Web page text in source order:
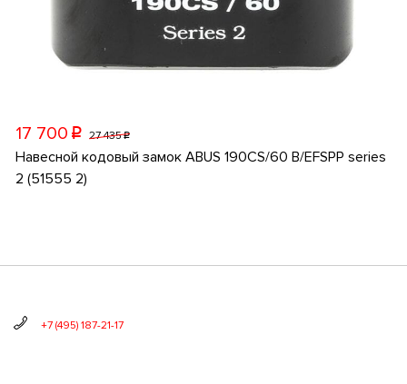
17 700 p 27 435p
Навесной кодовый замок ABUS 190CS/60 B/EFSPP series
2 (51555 2)
+7 (495) 187-21-17